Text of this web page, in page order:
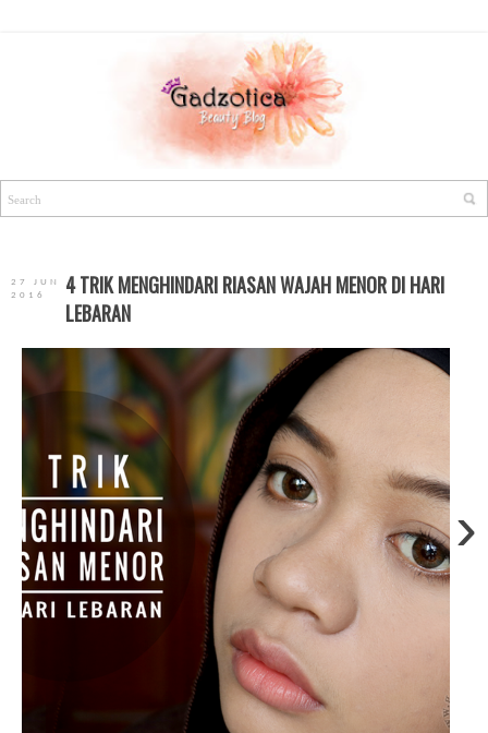
27 JUN
2016
4 TRIK MENGHINDARI RIASAN WAJAH MENOR DI HARI
LEBARAN
›